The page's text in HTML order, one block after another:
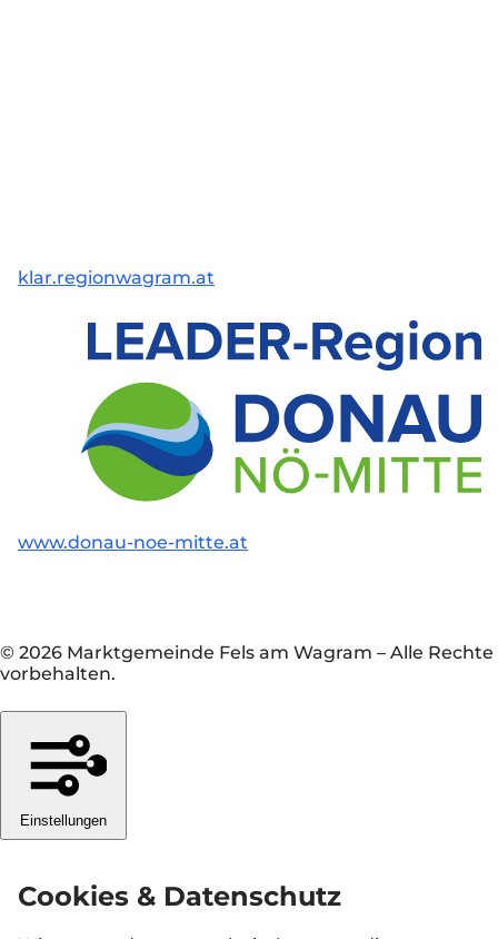
klar.regionwagram.at
www.donau-noe-mitte.at
© 2026 Marktgemeinde Fels am Wagram – Alle Rechte
vorbehalten.
Einstellungen
Cookies & Datenschutz